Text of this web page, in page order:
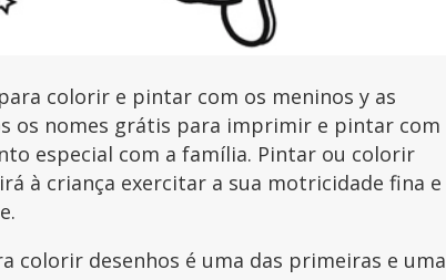
colorir e pintar com os meninos y as
os nomes grátis para imprimir e pintar com
especial com a família. Pintar ou colorir
à criança exercitar a sua motricidade fina e
colorir desenhos é uma das primeiras e uma